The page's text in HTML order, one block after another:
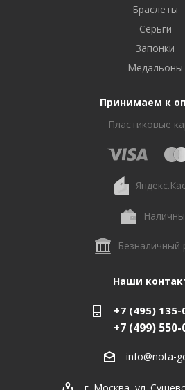
Браслеты
Серьги
Запонки
Медальоны
Принимаем к
Пластиковые
Безналичный
Наши
+7 (495) 135-
+7 (499) 550-
info@nota-
г. Москва, ул.